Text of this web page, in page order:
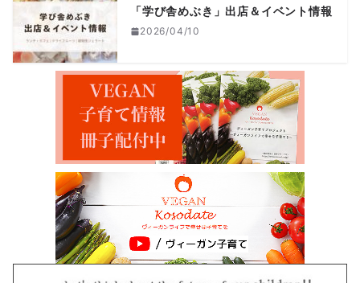
「学び舎めぶき」出店＆イベント情報
2026/04/10